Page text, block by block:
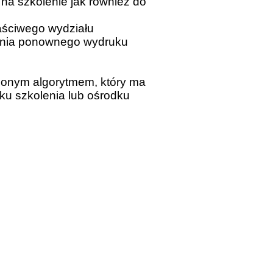
wydziału
ponownego wydruku
algorytmem, który ma
szkolenia lub ośrodku